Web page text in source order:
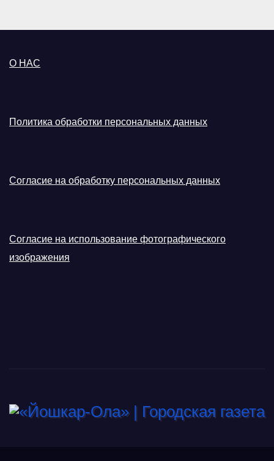
О НАС
Политика обработки персональных данных
Согласие на обработку персональных данных
Согласие на использование фотографического
изображения